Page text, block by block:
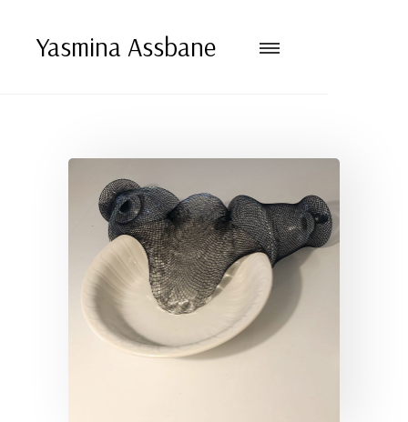
Yasmina Assbane